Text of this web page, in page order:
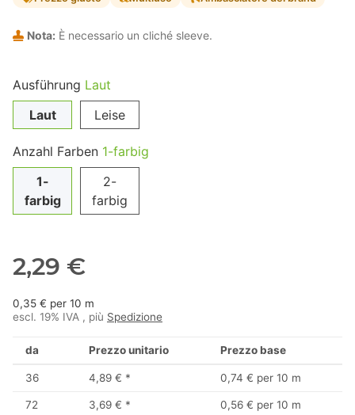
Nota: È necessario un cliché sleeve.
Ausführung Laut
Laut
Leise
Anzahl Farben 1-farbig
1-
farbig
2-
farbig
2,29 €
0,35 € per 10 m
escl. 19% IVA , più Spedizione
da Prezzo unitario Prezzo base
36 4,89 € * 0,74 € per 10 m
72 3,69 € * 0,56 € per 10 m